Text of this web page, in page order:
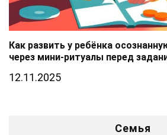
Как развить у ребёнка
через мини-ритуалы перед
12.11.2025
Семья